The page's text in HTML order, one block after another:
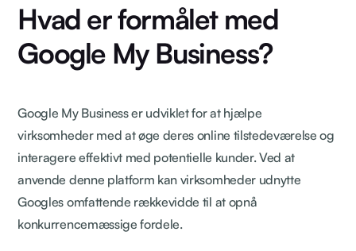
Hvad er formålet med
Google My Business?
Google My Business er udviklet for at hjælpe
virksomheder med at øge deres online tilstedeværelse og
interagere effektivt med potentielle kunder. Ved at
anvende denne platform kan virksomheder udnytte
Googles omfattende rækkevidde til at opnå
konkurrencemæssige fordele.